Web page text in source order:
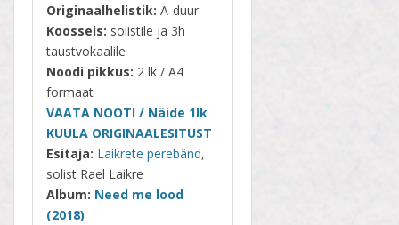
Originaalhelistik: A-duur
Koosseis: solistile ja 3h
taustvokaalile
Noodi pikkus: 2 lk / A4
formaat
VAATA NOOTI / Näide 1lk
KUULA ORIGINAALESITUST
Esitaja: Laikrete perebänd,
solist Rael Laikre
Album: Need me lood
(2018)